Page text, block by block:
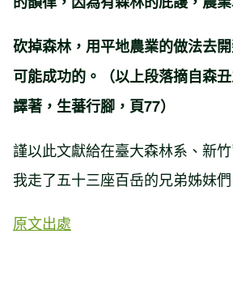
砍掉森林，用平地農業的做法去
可能成功的。（以上段落摘自森
譯著，生蕃行腳，頁77）
謹以此文獻給在臺大森林系、新
我走了五十三座百岳的兄弟姊妹們
原文出處